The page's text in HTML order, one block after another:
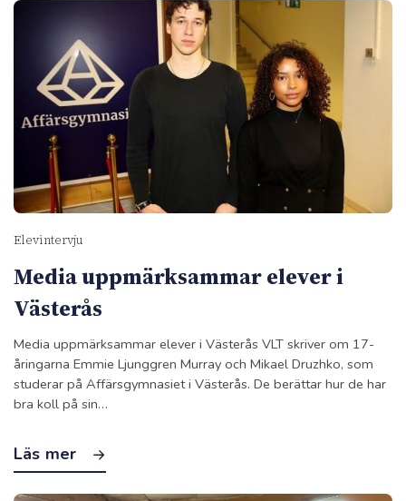
Elevintervju
Media uppmärksammar elever i
Västerås
Media uppmärksammar elever i Västerås VLT skriver om 17-
åringarna Emmie Ljunggren Murray och Mikael Druzhko, som
studerar på Affärsgymnasiet i Västerås. De berättar hur de har
bra koll på sin…
Läs mer